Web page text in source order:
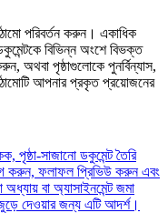
পরিবর্তন করুন। একাধিক
বিভিন্ন অংশে বিভক্ত
অথবা পৃষ্ঠাগুলোকে পুনর্বিন্যাস,
আপনার প্রকৃত প্রয়োজনের
সাজানো ডকুমেন্ট তৈরি
করুন, ফলাফল প্রিভিউ করুন এবং
বা অ্যাসাইনমেন্ট জমা
দেওয়ার জন্য এটি আদর্শ।